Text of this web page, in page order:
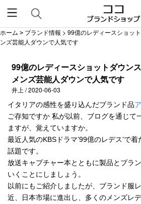
ホーム > ブランド情報 > 99億のレディースショッ
ンズ芸能人ダウンで人気です
99億のレディースショットダウン
メンズ芸能人ダウンで人気です
井上 / 2020-06-03
イタリアの感性を盛り込んだブランド品
ご存知ですか 私が以前、ブログを通じて
ますが、覚えていますか。
最近人気のKBSドラマ’99億のレデス’で
話題です。
放送キャプチャー本とともに製品とブラ
いくことにしましょう。
以前にもご紹介しましたが、ブランド服
近、日本市場に進出し、多くのメンズレ